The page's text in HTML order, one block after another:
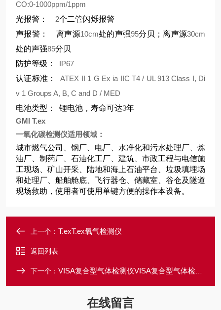
CO:0-1000ppm/1ppm
光报警：
2个二管闪烁报警
声报警：
离声源10cm处的声强95分贝；离声源30cm
处的声强85分贝
防护等级：
IP67
认证标准：
ATEX II 1 G Ex ia IIC T4 / UL 913 Class I, Di
v 1 Groups A, B, C and D / MED
电池类型：
锂电池，寿命可达3年
GMI T.ex
一氧化碳检测仪适用领域：
城市燃气公司、钢厂、电厂、水净化和污水处理厂、炼
油厂、制药厂、石油化工厂、建筑、市政工程与电信施
工现场、矿山开采、陆地和海上石油平台、垃圾填埋场
和处理厂、船舶舱底、飞行器仓、储藏室、谷仓及隧道
现场救助，使用者可使用单键方便的操作本设备。
上一个： T.exT.ex氧气检测仪
返回列表
下一个： VISA复合型气体检测仪VISA复合型气体检测仪
在线留言